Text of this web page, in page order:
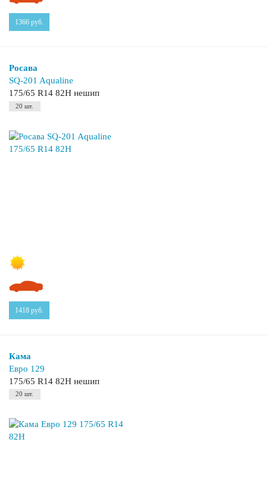
1366 руб.
Росава
SQ-201 Aqualine
175/65 R14 82H нешип
20 шт.
1418 руб.
Кама
Евро 129
175/65 R14 82H нешип
20 шт.